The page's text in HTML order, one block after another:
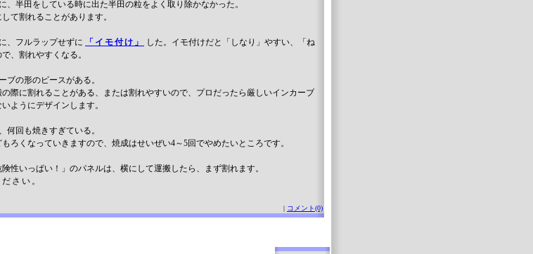
、半田をしている時に出た半田の粒をよく取り除かなかった。
て割れることがあります。
、フルラップせずに 「イモ付け」
した。イモ付けだと「しなり」やすい、「ね
、割れやすくなる。
ブの形のピースがある。
際に割れることがある、または割れやすいので、プロだったら厳しいインカーブ
ようにデザインします。
何回も焼きすぎている。
ろくなっていきますので、焼成はせいぜい4～5回でやめたいところです。
性いっぱい！」のパネルは、横にして運搬したら、まず割れます。
さい。
| コメント(0)